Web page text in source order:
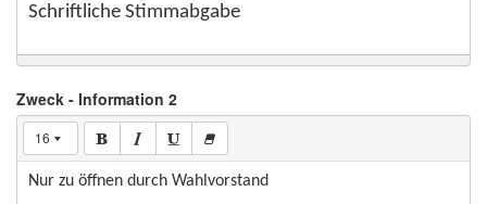
Schriftliche Stimmabgabe
Zweck - Information 2
16
Nur zu öffnen durch Wahlvorstand